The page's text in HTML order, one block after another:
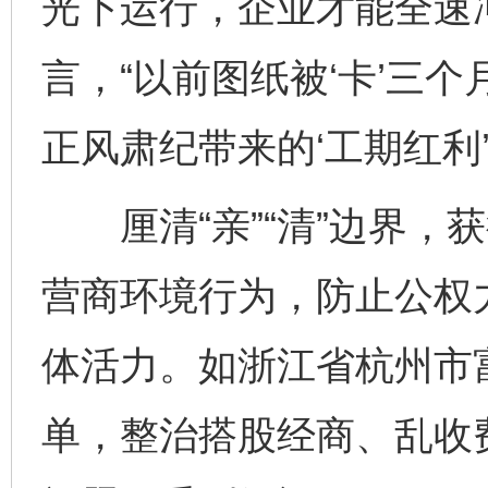
言，“以前图纸被‘卡’三
正风肃纪带来的‘工期红利
厘清“亲”“清”边界，
营商环境行为，防止公
体活力。如浙江省杭州
单，整治搭股经商、乱